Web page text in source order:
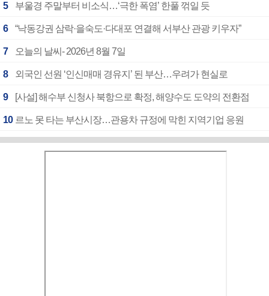
5 부울경 주말부터 비소식…‘극한 폭염’ 한풀 꺾일 듯
6 “낙동강권 삼락·을숙도·다대포 연결해 서부산 관광 키우자”
7 오늘의 날씨- 2026년 8월 7일
8 외국인 선원 ‘인신매매 경유지’ 된 부산…우려가 현실로
9 [사설] 해수부 신청사 북항으로 확정, 해양수도 도약의 전환점
10 르노 못 타는 부산시장…관용차 규정에 막힌 지역기업 응원